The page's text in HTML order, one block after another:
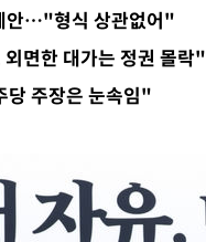
구회관 등 압수수색
감시·경계태세 강
파악 중"
일 재개
역적자 있어"
안…"형식 상관없어"
면한 대가는 정권 몰락"
당 주장은 눈속임"